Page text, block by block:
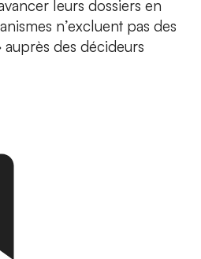
leurs dossiers en
n’excluent pas des
des décideurs